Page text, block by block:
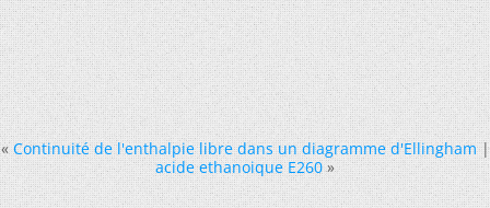
« Continuité de l'enthalpie libre dans un diagramme d'Ellingham|
acide ethanoique E260 »